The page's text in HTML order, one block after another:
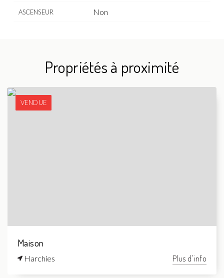
ASCENSEUR Non
Propriétés à proximité
VENDUE
Maison
Harchies Plus d'info